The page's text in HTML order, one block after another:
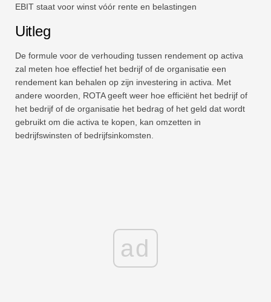
EBIT staat voor winst vóór rente en belastingen
Uitleg
De formule voor de verhouding tussen rendement op activa
zal meten hoe effectief het bedrijf of de organisatie een
rendement kan behalen op zijn investering in activa. Met
andere woorden, ROTA geeft weer hoe efficiënt het bedrijf of
het bedrijf of de organisatie het bedrag of het geld dat wordt
gebruikt om die activa te kopen, kan omzetten in
bedrijfswinsten of bedrijfsinkomsten.
ad